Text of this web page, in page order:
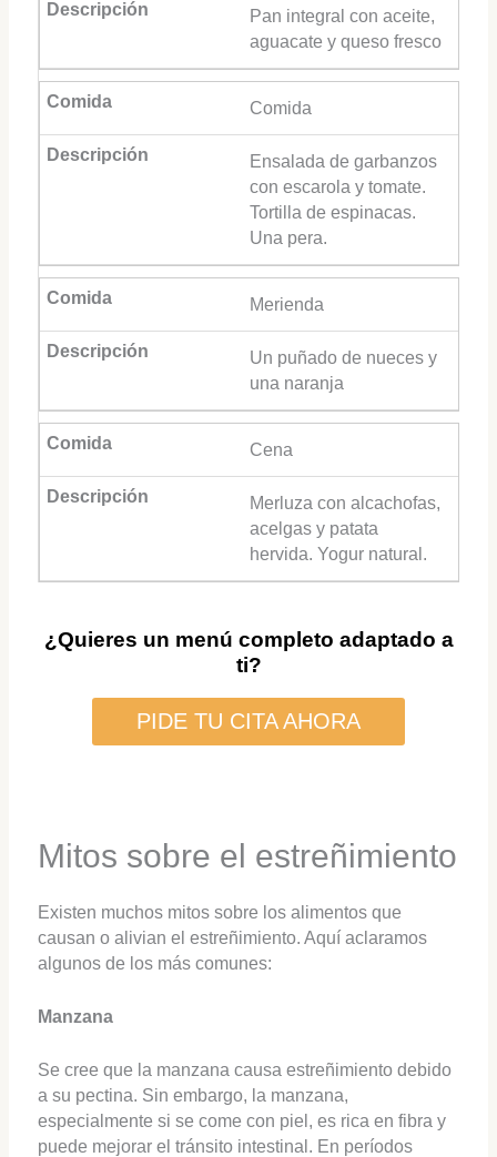
Pan integral con aceite,
aguacate y queso fresco
Comida
Ensalada de garbanzos
con escarola y tomate.
Tortilla de espinacas.
Una pera.
Merienda
Un puñado de nueces y
una naranja
Cena
Merluza con alcachofas,
acelgas y patata
hervida. Yogur natural.
¿Quieres un menú completo adaptado a
ti?
PIDE TU CITA AHORA
Mitos sobre el estreñimiento
Existen muchos mitos sobre los alimentos que
causan o alivian el estreñimiento. Aquí aclaramos
algunos de los más comunes:
Manzana
Se cree que la manzana causa estreñimiento debido
a su pectina. Sin embargo, la manzana,
especialmente si se come con piel, es rica en fibra y
puede mejorar el tránsito intestinal. En períodos